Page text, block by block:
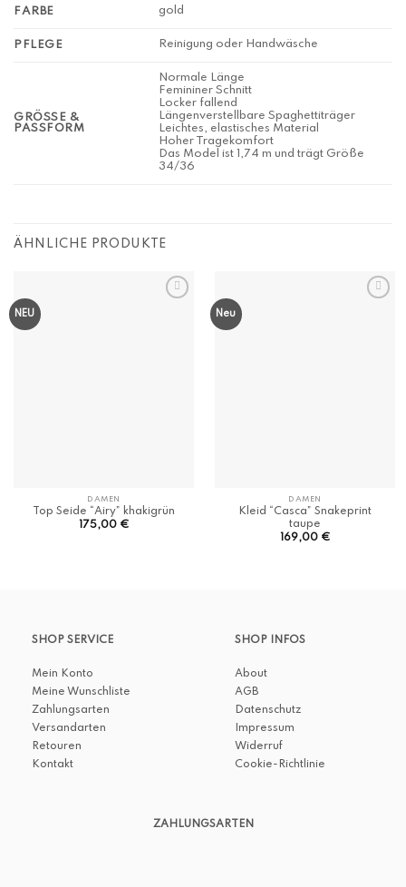
FARBE gold
PFLEGE Reinigung oder Handwäsche
GRÖSSE & P
ASSFORM
Normale Länge
Femininer Schnitt
Locker fallend
Längenverstellbare Spaghettiträger
Leichtes, elastisches Material
Hoher Tragekomfort
Das Model ist 1,74 m und trägt Größe
34/36
ÄHNLICHE PRODUKTE
NEU
DAMEN
Top Seide “Airy” khakigrün
175,00 €
Neu
DAMEN
Kleid “Casca” Snakeprint
taupe
169,00 €
SHOP SERVICE
Mein Konto
Meine Wunschliste
Zahlungsarten
Versandarten
Retouren
Kontakt
SHOP INFOS
About
AGB
Datenschutz
Impressum
Widerruf
Cookie-Richtlinie
ZAHLUNGSARTEN